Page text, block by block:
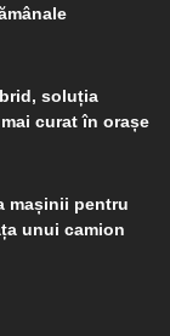
soluția
curat în orașe
mașinii pentru
unui camion